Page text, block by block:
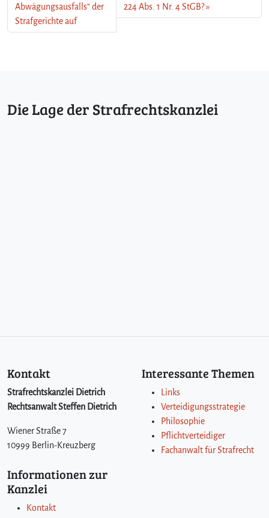
Abwägungsausfalls“ der
Strafgerichte auf
224 Abs. 1 Nr. 4 StGB?
Die Lage der Strafrechtskanzlei
Kontakt
Strafrechtskanzlei Dietrich
Rechtsanwalt Steffen Dietrich
Wiener Straße 7
10999 Berlin-Kreuzberg
Interessante Themen
Links
Verteidigungsstrategie
Philosophie
Pflichtverteidiger
Fachanwalt für Strafrecht
Informationen zur
Kanzlei
Kontakt